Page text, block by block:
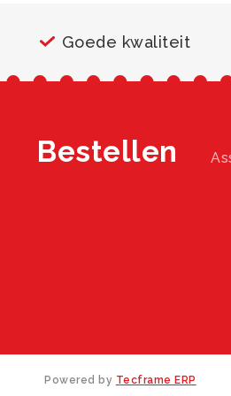
Goede kwaliteit
Bestellen
Powered by Tecframe ERP